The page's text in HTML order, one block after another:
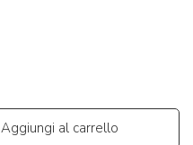
Aggiungi al carrello